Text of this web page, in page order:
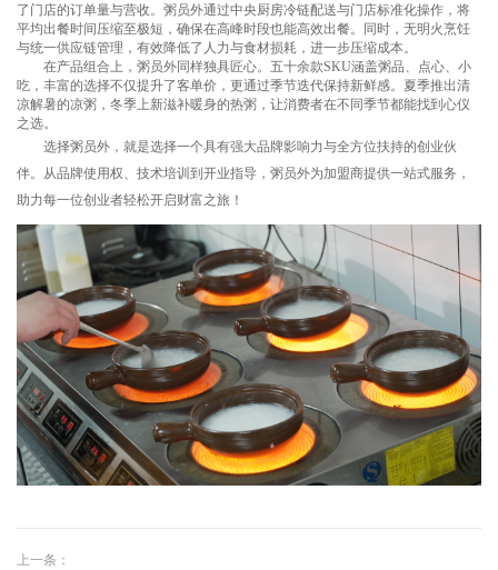
了门店的订单量与营收。粥员外通过中央厨房冷链配送与门店标准化操作，将
平均出餐时间压缩至极短，确保在高峰时段也能高效出餐。同时，无明火烹饪
与统一供应链管理，有效降低了人力与食材损耗，进一步压缩成本。
在产品组合上，粥员外同样独具匠心。五十余款SKU涵盖粥品、点心、小
吃，丰富的选择不仅提升了客单价，更通过季节迭代保持新鲜感。夏季推出清
凉解暑的凉粥，冬季上新滋补暖身的热粥，让消费者在不同季节都能找到心仪
之选。
选择粥员外 ，就是选择一个具有强大品牌影响力与全方位扶持的创业伙
伴。从品牌使用权、技术培训到开业指导，粥员外为加盟商提供一站式服务，
助力每一位创业者轻松开启财富之旅！
上一条：